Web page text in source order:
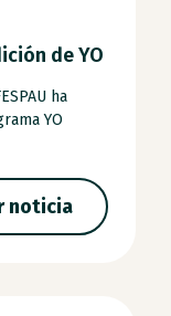
de YO
ha
YO
noticia